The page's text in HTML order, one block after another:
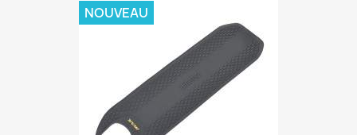
NOUVEAU